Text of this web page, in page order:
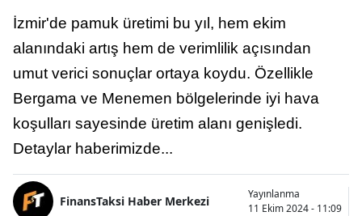
İzmir'de pamuk üretimi bu yıl, hem ekim
alanındaki artış hem de verimlilik açısından
umut verici sonuçlar ortaya koydu. Özellikle
Bergama ve Menemen bölgelerinde iyi hava
koşulları sayesinde üretim alanı genişledi.
Detaylar haberimizde...
FinansTaksi Haber Merkezi
Yayınlanma
11 Ekim 2024 - 11:09